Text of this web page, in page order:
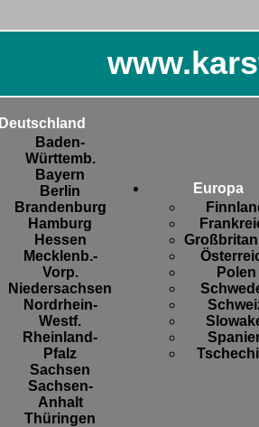
Deutschland
Baden-
Württemb.
Bayern
Berlin
Brandenburg
Hamburg
Hessen
Mecklenb.-
Vorp.
Niedersachsen
Nordrhein-
Westf.
Rheinland-
Pfalz
Sachsen
Sachsen-
Anhalt
Thüringen
Europa
Polen